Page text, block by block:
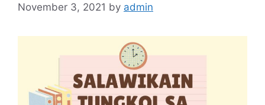
November 3, 2021 by admin